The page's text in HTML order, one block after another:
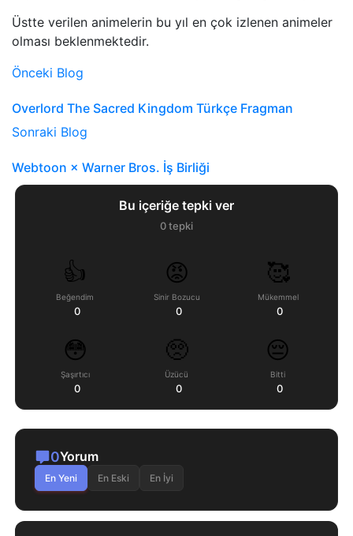
Üstte verilen animelerin bu yıl en çok izlenen animeler
olması beklenmektedir.
Önceki Blog
Overlord The Sacred Kingdom Türkçe Fragman
Sonraki Blog
Webtoon × Warner Bros. İş Birliği
Bu içeriğe tepki ver
0tepki
👍
Beğendim
0
😡
Sinir Bozucu
0
🥰
Mükemmel
0
😳
Şaşırtıcı
0
🥺
Üzücü
0
😔
Bitti
0
0Yorum
En Yeni En Eski En İyi